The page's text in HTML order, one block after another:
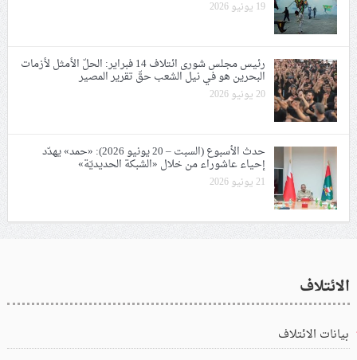
19 يونيو 2026
رئيس مجلس شورى ائتلاف 14 فبراير: الحلّ الأمثل لأزمات
البحرين هو في نيل الشعب حقّ تقرير المصير
20 يونيو 2026
حدث الأسبوع (السبت – 20 يونيو 2026): «حمد» يهدّد
إحياء عاشوراء من خلال «الشبكة الحديديّة»
21 يونيو 2026
الائتلاف
بيانات الائتلاف